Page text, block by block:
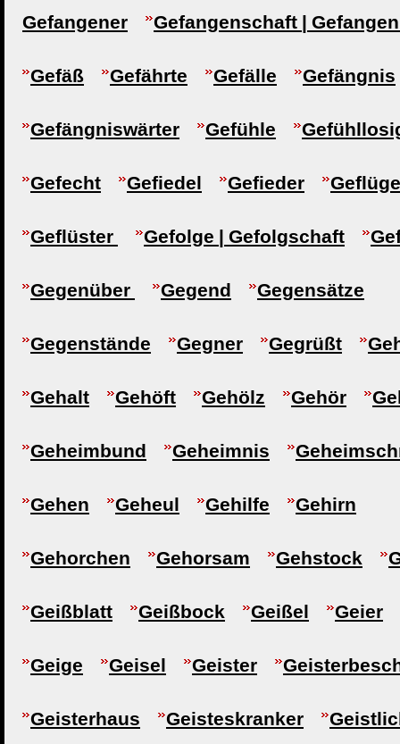
Gefangener Gefangenschaft |
Gefäß Gefährte Gefälle Gefängnis
Gefängniswärter Gefühle
Gefecht Gefiedel Gefieder
Geflüster Gefolge | Gefolgschaft
Gegenüber Gegend Gegensätze
Gegenstände Gegner Gegrüßt
Gehalt Gehöft Gehölz Gehör
Geheimbund Geheimnis
Gehen Geheul Gehilfe Gehirn
Gehorchen Gehorsam Gehstock
Geißblatt Geißbock Geißel Geier
Geige Geisel Geister
Geisterhaus Geisteskranker